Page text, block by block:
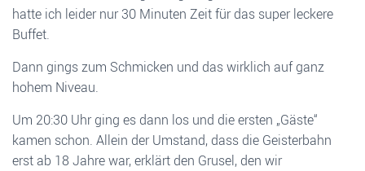
hatte ich leider nur 30 Minuten Zeit für das super leckere
Buffet.
Dann gings zum Schmicken und das wirklich auf ganz
hohem Niveau.
Um 20:30 Uhr ging es dann los und die ersten „Gäste“
kamen schon. Allein der Umstand, dass die Geisterbahn
erst ab 18 Jahre war, erklärt den Grusel, den wir